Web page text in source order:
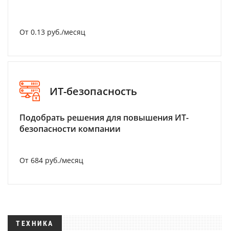
От 0.13 руб./месяц
ИТ-безопасность
Подобрать решения для повышения ИТ-
безопасности компании
От 684 руб./месяц
ТЕХНИКА